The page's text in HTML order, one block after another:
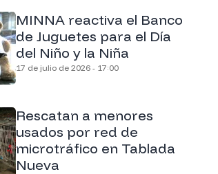
MINNA reactiva el Banco
de Juguetes para el Día
del Niño y la Niña
17 de julio de 2026 - 17:00
Rescatan a menores
usados por red de
microtráfico en Tablada
Nueva